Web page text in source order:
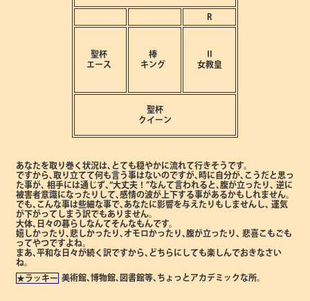
R
聖杯
エース
棒
キング
女教皇
聖杯
クイーン
あなたを取り巻く状況は､とても穏やかに流れて行きそうです。
ですから､取り立てて何も言う事はないのですが､時に自分が､こうだと思っ
た事が､ 相手には通じず､“大丈夫！”なんて言われると､腹が立ったり､ 逆に
被害者意識になったりして､感情の波が上下する事があるかもしれません。
でも､こんな事は些細な事で､あなたに影響を与えたりもしませんし､ 運気
が下がってしまう訳でもありません。
大体､日々の暮らしなんてそんなもんです。
嬉しかったり､悲しかったり､オモロかったり､腹が立ったり､ 悲喜こもごも
ってやつですよね。
まあ､平和な日々が続く訳ですから､どちらにしても楽しんでおきなさい
ね。
★ラッキー 美術館､博物館､図書館等､ちょっとアカデミックな所。